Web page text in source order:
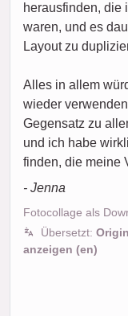
herausfinden, die
waren, und es
Layout zu
Alles in allem
wieder
Gegensatz zu
und ich habe
finden, die meine
- Jenna
Fotocollage als
Übersetzt:
anzeigen (en)